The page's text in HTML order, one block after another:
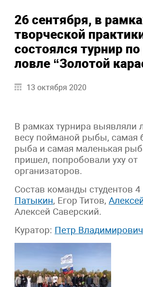
26 сентября, в
творческой
состоялся турнир
ловле “Золотой
13 октября 2020
В рамках турнира выявляли
весу пойманой рыбы, самая
рыба и самая маленькая
пришел, попробовали уху от
организаторов.
Состав команды студентов 4
Патыкин, Егор Титов,
Алексей Саверский.
Куратор: Петр